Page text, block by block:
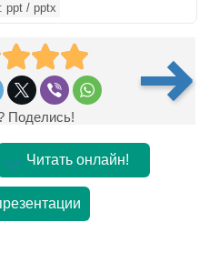
ppt / pptx
Поделись!
Читать онлайн!